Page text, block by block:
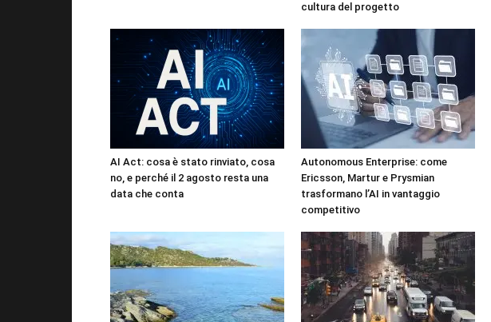
cultura del progetto
AI Act: cosa è stato rinviato, cosa
no, e perché il 2 agosto resta una
data che conta
Autonomous Enterprise: come
Ericsson, Martur e Prysmian
trasformano l’AI in vantaggio
competitivo